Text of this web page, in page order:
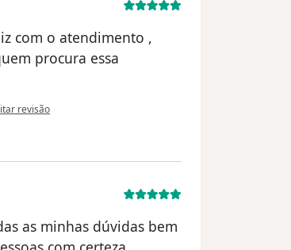
com o atendimento ,
procura essa
do utilizador A.M
revisão
as minhas dúvidas bem